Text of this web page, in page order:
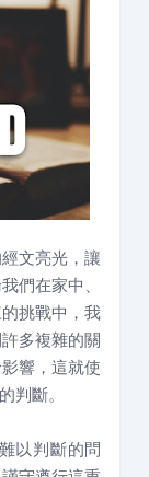
文亮光，讓
們在家中、
挑戰中，我
多複雜的關
響，這就使
判斷。
以判斷的問